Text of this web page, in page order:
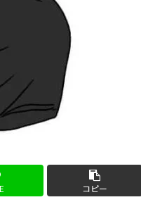
コピー